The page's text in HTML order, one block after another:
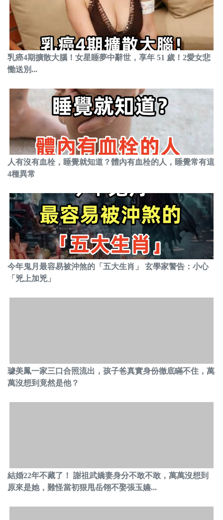
乳癌4期擴散大腦！女星睡夢中辭世，享年 51 歲！2愛女悲
慟送別...
人有沒有血栓，睡覺就知道？體內有血栓的人，睡覺常有這
4種異常
今年鬼月最容易被沖煞的「五大生肖」 玄學家警告：小心
「兇上加兇」
璩美鳳一家三口合照流出，孩子爸真實身份徹底瞞不住，萬
萬沒想到竟然是他？
結婚22年不藏了！ 謝祖武嬌妻身分不敢不敢，萬萬沒想到
原來是她，難怪當初狠甩岳翎不娶張玉嬿...